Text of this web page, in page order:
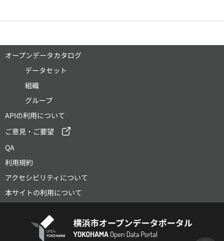
オープンデータカタログ
データセット
組織
グループ
APIの利用について
ご意見・ご要望
QA
利用規約
アクセシビリティについて
本サイトの利用について